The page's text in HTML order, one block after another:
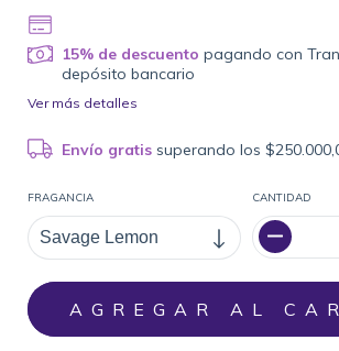
15% de descuento pagando con
depósito bancario
Ver más detalles
Envío gratissuperando los
FRAGANCIA CANTIDAD